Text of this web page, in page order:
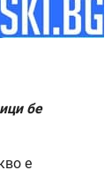
бе
е